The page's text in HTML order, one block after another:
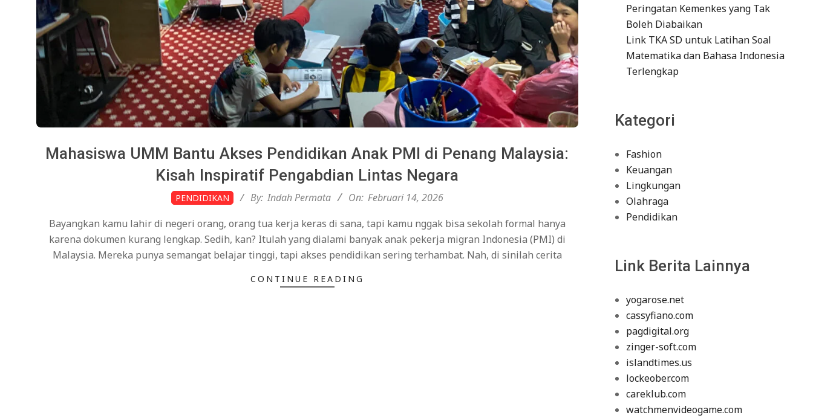
Mahasiswa UMM Bantu Akses Pendidikan Anak PMI di Penang Malaysia:
Kisah Inspiratif Pengabdian Lintas Negara
PENDIDIKAN By: Indah Permata On: Februari 14, 2026
Bayangkan kamu lahir di negeri orang, orang tua kerja keras di sana, tapi kamu nggak bisa sekolah formal hanya
karena dokumen kurang lengkap. Sedih, kan? Itulah yang dialami banyak anak pekerja migran Indonesia (PMI) di
Malaysia. Mereka punya semangat belajar tinggi, tapi akses pendidikan sering terhambat. Nah, di sinilah cerita
CONTINUE READING
Peringatan Kemenkes yang Tak
Boleh Diabaikan
Link TKA SD untuk Latihan Soal
Matematika dan Bahasa Indonesia
Terlengkap
Kategori
Fashion
Keuangan
Lingkungan
Olahraga
Pendidikan
Link Berita Lainnya
yogarose.net
cassyfiano.com
pagdigital.org
zinger-soft.com
islandtimes.us
lockeober.com
careklub.com
watchmenvideogame.com